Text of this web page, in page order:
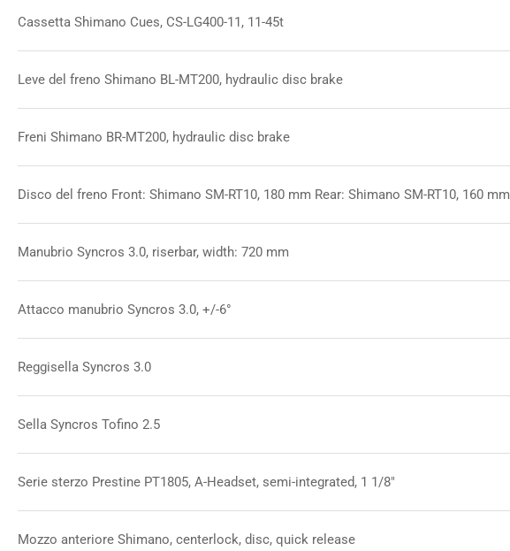
Cassetta Shimano Cues, CS-LG400-11, 11-45t
Leve del freno Shimano BL-MT200, hydraulic disc brake
Freni Shimano BR-MT200, hydraulic disc brake
Disco del freno Front: Shimano SM-RT10, 180 mm Rear: Shimano SM-RT10, 160 mm
Manubrio Syncros 3.0, riserbar, width: 720 mm
Attacco manubrio Syncros 3.0, +/-6°
Reggisella Syncros 3.0
Sella Syncros Tofino 2.5
Serie sterzo Prestine PT1805, A-Headset, semi-integrated, 1 1/8"
Mozzo anteriore Shimano, centerlock, disc, quick release